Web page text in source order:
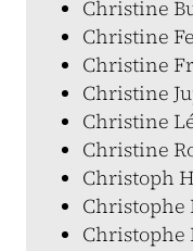
Christine
Christine
Christine
Christine
Christine
Christine
Christoph
Christophe
Christophe